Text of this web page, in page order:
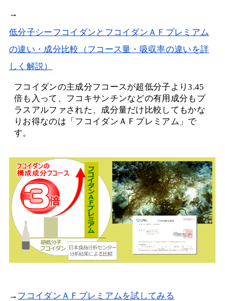
→
低分子シーフコイダンとフコイダンＡＦプレミアム
の違い・成分比較（フコース量・吸収率の違いを詳
しく解説）
フコイダンの主成分フコースが超低分子より3.45
倍も入って、フコキサンチンなどの有用成分もプ
ラスアルファされた、成分量だけ比較してもかな
りお得なのは「フコイダンＡＦプレミアム」で
す。
→ フコイダンＡＦプレミアムを試してみる